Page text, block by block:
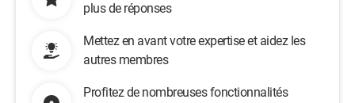
plus de réponses
Mettez en avant votre expertise et aidez les
autres membres
Profitez de nombreuses fonctionnalités